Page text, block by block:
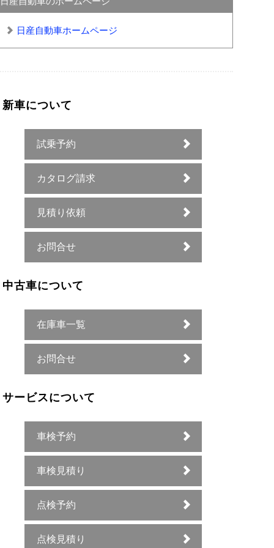
日産自動車ホームページ
新車について
試乗予約
カタログ請求
見積り依頼
お問合せ
中古車について
在庫車一覧
お問合せ
サービスについて
車検予約
車検見積り
点検予約
点検見積り